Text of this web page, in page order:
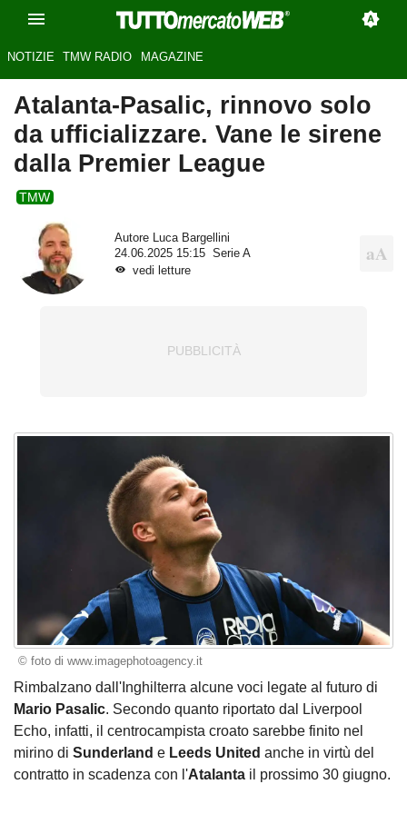
NOTIZIE TMW RADIO MAGAZINE
Atalanta-Pasalic, rinnovo solo
da ufficializzare. Vane le sirene
dalla Premier League
TMW
Autore Luca Bargellini
24.06.2025 15:15
Serie A
vedi letture
© foto di www.imagephotoagency.it
Rimbalzano dall'Inghilterra alcune voci legate al futuro di
Mario Pasalic. Secondo quanto riportato dal Liverpool
Echo, infatti, il centrocampista croato sarebbe finito nel
mirino di Sunderland e Leeds United anche in virtù del
contratto in scadenza con l'Atalanta il prossimo 30 giugno.